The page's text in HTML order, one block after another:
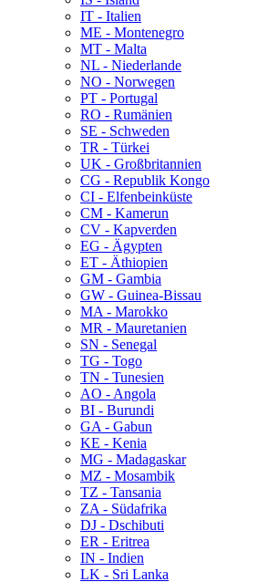
IT - Italien
ME - Montenegro
MT - Malta
NL - Niederlande
NO - Norwegen
PT - Portugal
RO - Rumänien
SE - Schweden
TR - Türkei
UK - Großbritannien
CG - Republik Kongo
CI - Elfenbeinküste
CM - Kamerun
CV - Kapverden
EG - Ägypten
ET - Äthiopien
GM - Gambia
GW - Guinea-Bissau
MA - Marokko
MR - Mauretanien
SN - Senegal
TG - Togo
TN - Tunesien
AO - Angola
BI - Burundi
GA - Gabun
KE - Kenia
MG - Madagaskar
MZ - Mosambik
TZ - Tansania
ZA - Südafrika
DJ - Dschibuti
ER - Eritrea
IN - Indien
LK - Sri Lanka